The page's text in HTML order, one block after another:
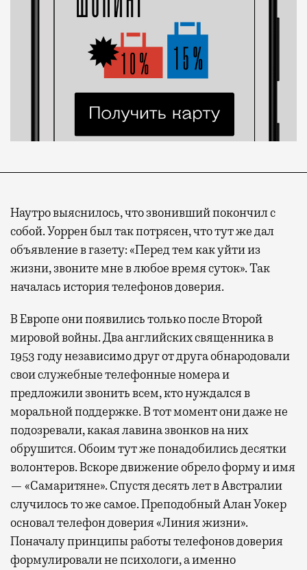
Наутро выяснилось, что звонивший покончил с
собой. Уоррен был так потрясен, что тут же дал
объявление в газету: «Перед тем как уйти из
жизни, звоните мне в любое время суток». Так
началась история телефонов доверия.
В Европе они появились только после Второй
мировой войны. Два английских священника в
1953 году независимо друг от друга обнародовали
свои служебные телефонные номера и
предложили звонить всем, кто нуждался в
моральной поддержке. В тот момент они даже не
подозревали, какая лавина звонков на них
обрушится. Обоим тут же понадобились десятки
волонтеров. Вскоре движение обрело форму и имя
— «Самаритяне». Спустя десять лет в Австралии
случилось то же самое. Преподобный Алан Уокер
основал телефон доверия «Линия жизни».
Поначалу принципы работы телефонов доверия
формулировали не психологи, а именно